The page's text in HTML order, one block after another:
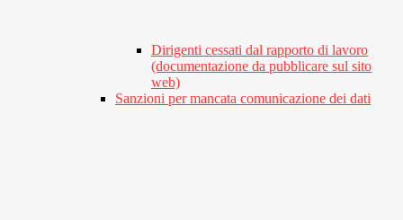
Dirigenti cessati dal rapporto di lavoro
(documentazione da pubblicare sul sito
web)
Sanzioni per mancata comunicazione dei dati